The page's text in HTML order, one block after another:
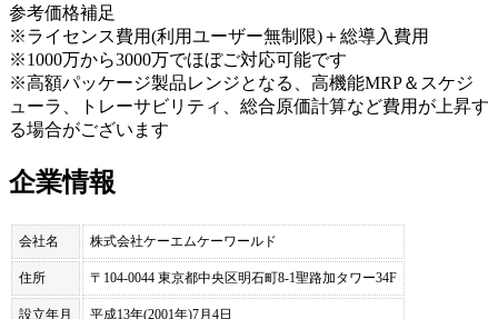
参考価格補足
※ライセンス費用(利用ユーザー無制限)＋総導入費用
※1000万から3000万でほぼご対応可能です
※高額パッケージ製品レンジとなる、高機能MRP＆スケジ
ューラ、トレーサビリティ、総合原価計算など費用が上昇す
る場合がございます
企業情報
会社名 株式会社ケーエムケーワールド
住所 〒104-0044 東京都中央区明石町8-1聖路加タワー34F
設立年月 平成13年(2001年)7月4日